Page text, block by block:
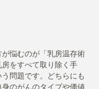
悩むのが「乳房温存術
房をすべて取り除く手
問題です。どちらにも
のがんのタイプや価値